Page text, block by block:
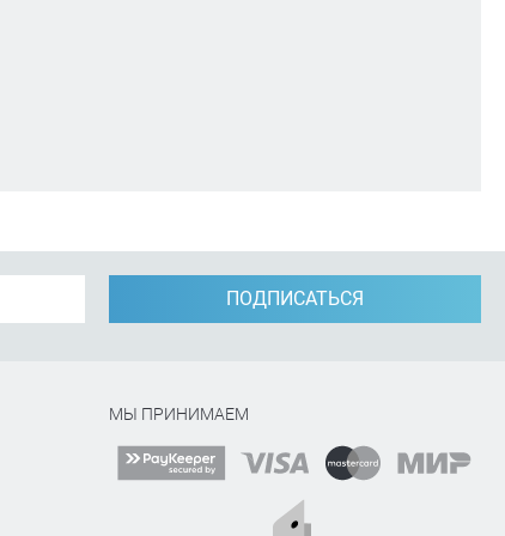
ПОДПИСАТЬСЯ
МЫ ПРИНИМАЕМ